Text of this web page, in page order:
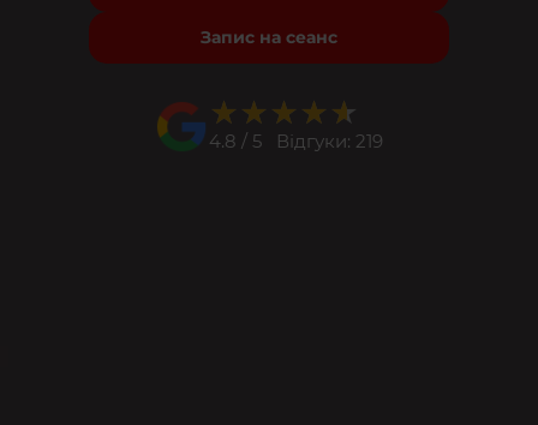
Запис на сеанс
★★★★★
★★★★★
4.8 / 5 Відгуки: 219